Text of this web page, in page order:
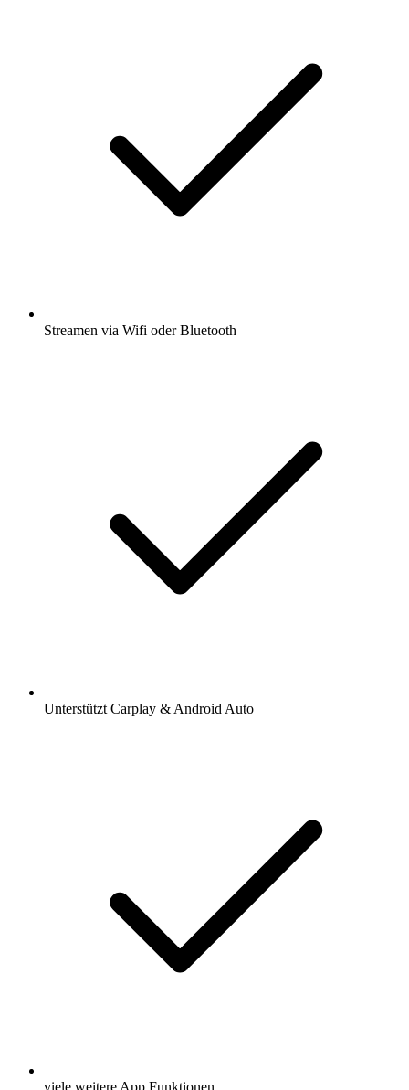
Streamen via Wifi oder Bluetooth
Unterstützt Carplay & Android Auto